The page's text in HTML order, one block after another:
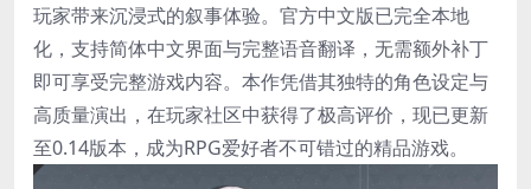
玩家带来沉浸式的叙事体验。官方中文版已完全本地
化，支持简体中文界面与完整语音翻译，无需额外补丁
即可享受完整游戏内容。本作凭借其独特的角色设定与
高质量演出，在玩家社区中获得了极高评价，现已更新
至0.14版本，成为RPG爱好者不可错过的精品游戏。